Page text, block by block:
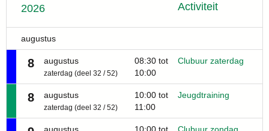
2026 Activiteit
augustus
8 augustus
zaterdag (deel 32 / 52)
08:30 tot
10:00
Clubuur zaterdag
8 augustus
zaterdag (deel 32 / 52)
10:00 tot
11:00
Jeugdtraining